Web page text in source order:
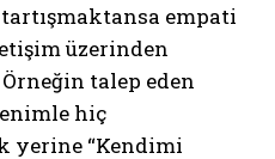
empati
üzerinden
talep eden
hiç
yerine “Kendimi